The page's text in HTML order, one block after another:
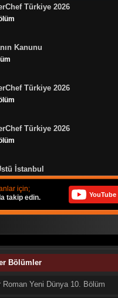
Türkiye 2026
Kanunu
Türkiye 2026
Türkiye 2026
İstanbul
Türkiye 2026
Mümkün
için;
takip edin.
YouTube
Bölümler
Roman Yeni Dünya 10. Bölüm